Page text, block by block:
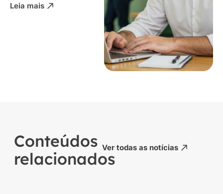
Leia mais
Conteúdos
relacionados
Ver todas as notícias